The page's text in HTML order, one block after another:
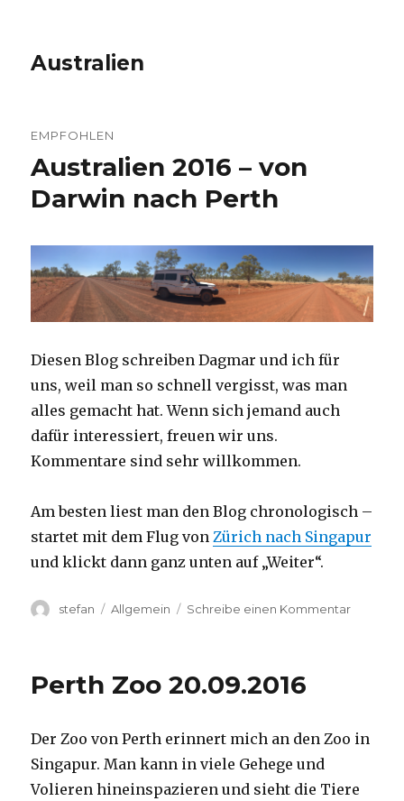
Australien
EMPFOHLEN
Australien 2016 – von
Darwin nach Perth
Diesen Blog schreiben Dagmar und ich für
uns, weil man so schnell vergisst, was man
alles gemacht hat. Wenn sich jemand auch
dafür interessiert, freuen wir uns.
Kommentare sind sehr willkommen.
Am besten liest man den Blog chronologisch –
startet mit dem Flug vonZürich nach Singapur
und klickt dann ganz unten auf „Weiter“.
Autor
stefan Kategorien
Allgemein Schreibe einen Kommentarzu
Perth
Perth Zoo 20.09.2016
Der Zoo von Perth erinnert mich an den Zoo in
Singapur. Man kann in viele Gehege und
Volieren hineinspazieren und sieht die Tiere